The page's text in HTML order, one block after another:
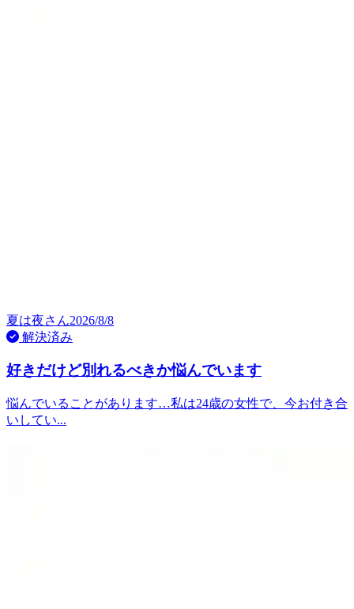
夏は夜さん2026/8/8
解決済み
好きだけど別れるべきか悩んでいます
悩んでいることがあります…私は24歳の女性で、今お付き合
いしてい...